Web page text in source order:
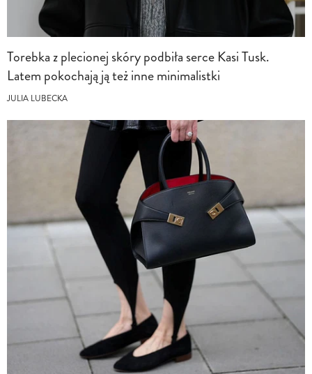
Torebka z plecionej skóry podbiła serce Kasi Tusk.
Latem pokochają ją też inne minimalistki
JULIA LUBECKA